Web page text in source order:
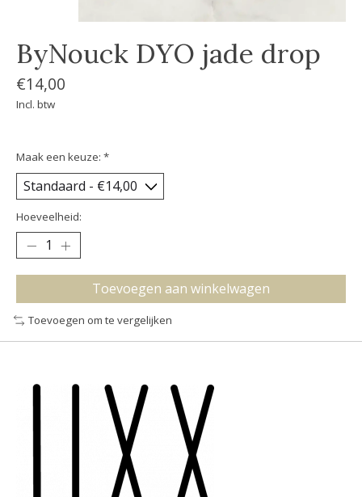
ByNouck DYO jade drop
€14,00
Incl. btw
Maak een keuze: *
Hoeveelheid:
Toevoegen aan winkelwagen
Toevoegen om te vergelijken